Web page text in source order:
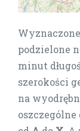
podzielone
minut
szerokości
na